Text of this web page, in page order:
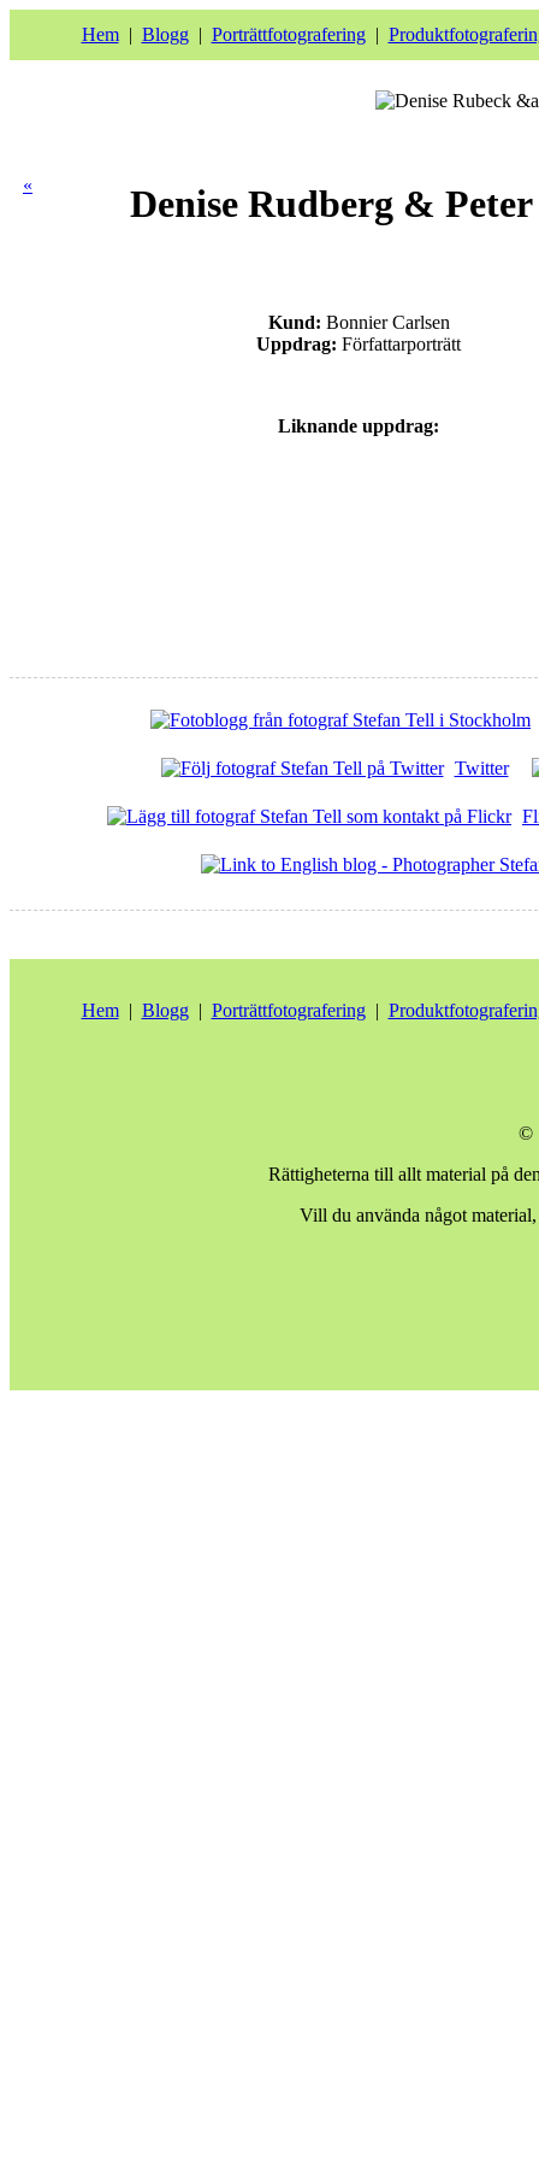
Hem| Blogg| Porträttfotografering|
« Denise Rudberg &
Kund: Bonnier Carlsen
Uppdrag: Författarporträtt
Liknande uppdrag:
Twitter
Hem| Blogg| Porträttfotografering|
©
Rättigheterna till allt material på
Vill du använda något